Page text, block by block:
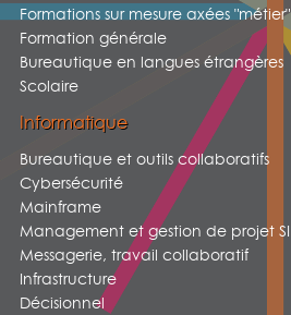
Formations sur mesure axées "métier"
Formation générale
Bureautique en langues étrangères
Scolaire
Informatique
Bureautique et outils collaboratifs
Cybersécurité
Mainframe
Management et gestion de projet SI
Messagerie, travail collaboratif
Infrastructure
Décisionnel